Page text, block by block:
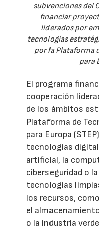
subvenciones del
financiar
liderados por
tecnologías
por la Plataforma
para
El programa
cooperación
de los ámbitos
Plataforma de
para Europa
tecnologías
artificial, la
ciberseguridad o
tecnologías
los recursos,
el
o la industria